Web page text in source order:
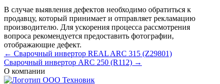
В случае выявления дефектов необходимо обратиться к
продавцу, который принимает и отправляет рекламацию
производителю. Для ускорения процесса рассмотрения
вопроса рекомендуется предоставить фотографии,
отображающие дефект.
← Сварочный инвертор REAL ARC 315 (Z29801)
Сварочный инвертор ARC 250 (R112) →
О компании